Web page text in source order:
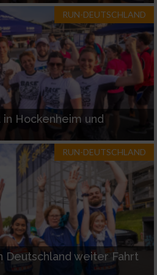
RUN-DEUTSCHLAND
Hockenheim und
RUN-DEUTSCHLAND
Deutschland weiter Fahrt